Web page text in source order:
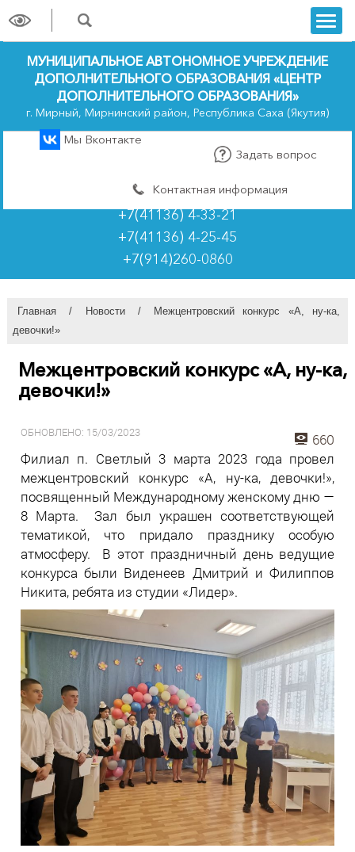
trk
МУНИЦИПАЛЬНОЕ АВТОНОМНОЕ УЧРЕЖДЕНИЕ
ДОПОЛНИТЕЛЬНОГО ОБРАЗОВАНИЯ «ЦЕНТР
ДОПОЛНИТЕЛЬНОГО ОБРАЗОВАНИЯ»
г. Мирный, Мирнинский район, Республика Саха (Якутия)
Мы Вконтакте
Задать вопрос
Контактная информация
+7(41136) 4-33-21
+7(41136) 4-25-45
+7(914)260-0860
Главная / Новости /
Межцентровский конкурс «А, ну-ка,
девочки!»
Межцентровский конкурс «А, ну-ка,
девочки!»
ОБНОВЛЕНО: 15/03/2023
660
Филиал п. Светлый 3 марта 2023 года провел
межцентровский конкурс «А, ну-ка, девочки!»,
посвященный Международному женскому дню —
8 Марта. Зал был украшен соответствующей
тематикой, что придало празднику особую
атмосферу. В этот праздничный день ведущие
конкурса были Виденеев Дмитрий и Филиппов
Никита, ребята из студии «Лидер».